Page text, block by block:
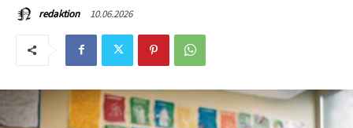
redaktion 10.06.2026